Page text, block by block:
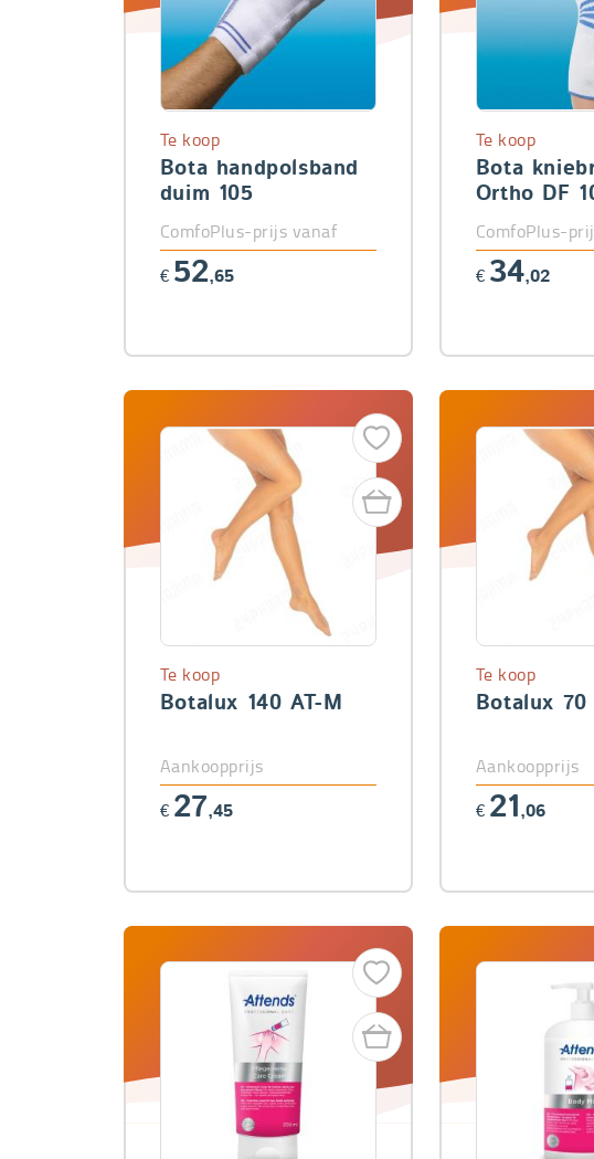
Bota handpolsband
duim 105
Te koop
ComfoPlus-prijs vanaf
€ 52,65
Bota
Ortho DF
Te koop
ComfoPlus-
€ 34,02
Botalux 140 AT-M
Te koop
Aankoopprijs
€ 27,45
Botalux 70
Te koop
Aankoopprijs
€ 21,06